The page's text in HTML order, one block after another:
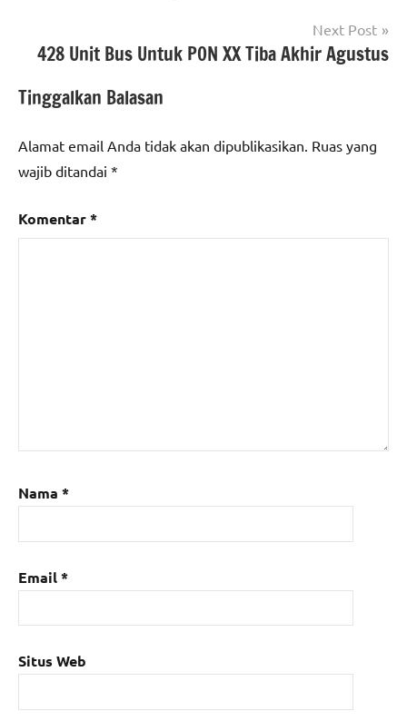
Next Post
428 Unit Bus Untuk PON XX Tiba Akhir Agustus
Tinggalkan Balasan
Alamat email Anda tidak akan dipublikasikan. Ruas yang
wajib ditandai *
Komentar*
Nama *
Email*
Situs Web